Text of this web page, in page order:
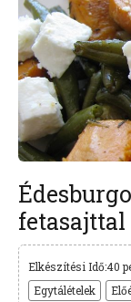
fetasajttal
Elkészítési Idő:40
Egytálételek